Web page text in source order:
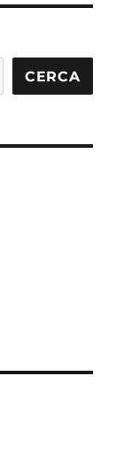
CERCA